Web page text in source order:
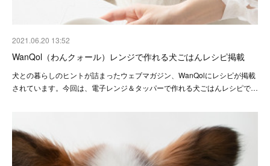
2021.06.20 13:52
WanQol（わんクォール）レンジで作れる犬ごはんレシピ掲載
犬との暮らしのヒントが詰まったウェブマガジン、WanQolにレシピが掲載
されています。今回は、電子レンジ＆タッパーで作れる犬ごはんレシピで…